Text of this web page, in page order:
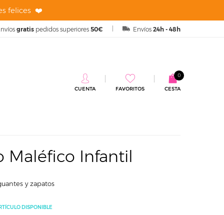
felices ❤️
Envíos 24h - 48h
gratis pedidos superiores 50€
CESTA
0
CUENTA FAVORITOS
Maléfico Infantil
y zapatos
DISPONIBLE